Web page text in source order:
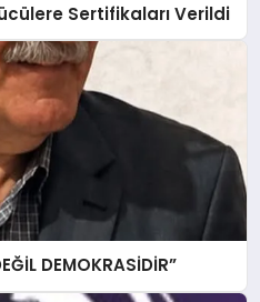
Sertifikaları Verildi
DEMOKRASİDİR”